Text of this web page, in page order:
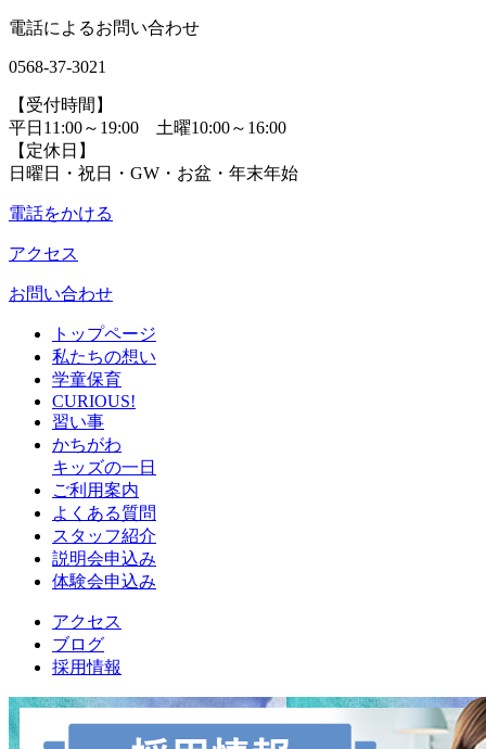
電話によるお問い合わせ
0568-37-3021
【受付時間】
平日11:00～19:00 土曜10:00～16:00
【定休日】
日曜日・祝日・GW・お盆・年末年始
電話をかける
アクセス
お問い合わせ
トップページ
私たちの想い
学童保育
CURIOUS!
習い事
かちがわ
キッズの一日
ご利用案内
よくある質問
スタッフ紹介
説明会申込み
体験会申込み
アクセス
ブログ
採用情報